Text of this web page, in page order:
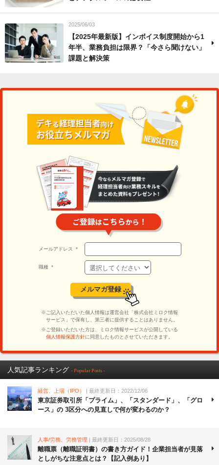
2025/06/03
【2025年最新版】インボイス制度開始から1
年半、業務負担は限界？「今さら聞けない」
課題と解決策
人気記事ランキング - Popular Posts -
経営、上場（IPO） | 最終更新日：2022/12/06
東京証券取引所「プライム」、「スタンダード」、「グロ
ース」の 3区分への見直しで何が変わるのか？
人事/労務、労務管理 | 最終更新日：2025/08/28
離職票（離職証明書）の書き方ガイド！企業担当者が見落
としがちな注意点とは？【記入例あり】